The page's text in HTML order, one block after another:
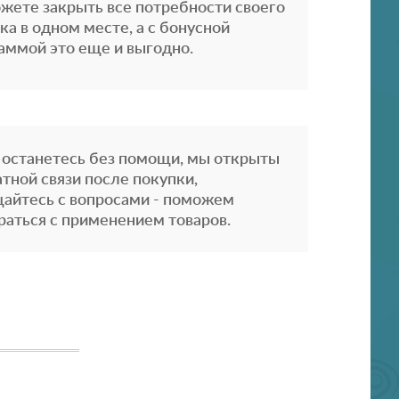
закрыть все потребности своего
в одном месте, а с бонусной
это еще и выгодно.
без помощи, мы открыты
связи после покупки,
с вопросами - поможем
с применением товаров.